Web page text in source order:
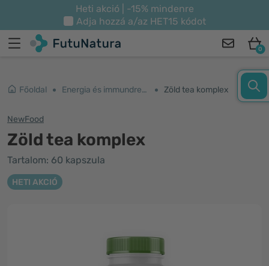
Heti akció | -15% mindenre
Adja hozzá a/az HET15 kódot
0
Főoldal Energia és immundrendszer Zöld tea komplex
NewFood
Zöld tea komplex
Tartalom: 60 kapszula
HETI AKCIÓ